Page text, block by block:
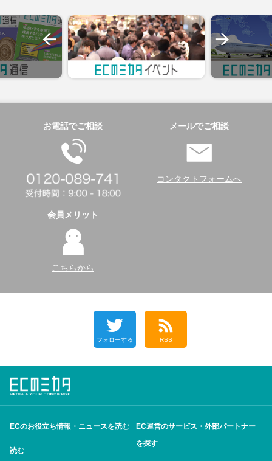
お電話でご相談 メールでご相談
コンタクトフォームへ
会員メリット
こちらから
フォローする RSS
ECのお役立ち情報・ニュースを読む
読む
EC運営のサービス・外部パートナー
を探す